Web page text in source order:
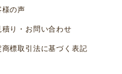
様の声
積り・お問い合わせ
商標取引法に基づく表記